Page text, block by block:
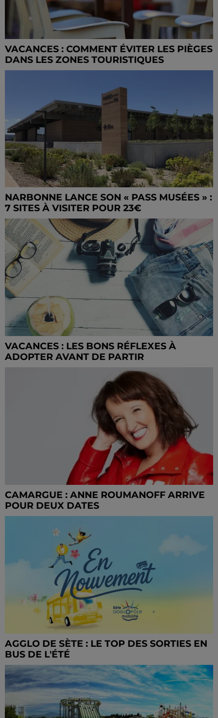
VACANCES : COMMENT ÉVITER LES PIÈGES
DANS LES ZONES TOURISTIQUES
NARBONNE LANCE SON « PASS MUSÉES » :
7 SITES À VISITER POUR 23€
VACANCES : LES BONS RÉFLEXES À
ADOPTER AVANT DE PARTIR
CAMARGUE : ANNE ROUMANOFF ARRIVE
POUR DEUX DATES
AGGLO DE SÈTE : LE TOP DES SORTIES EN
BUS DE L'ÉTÉ